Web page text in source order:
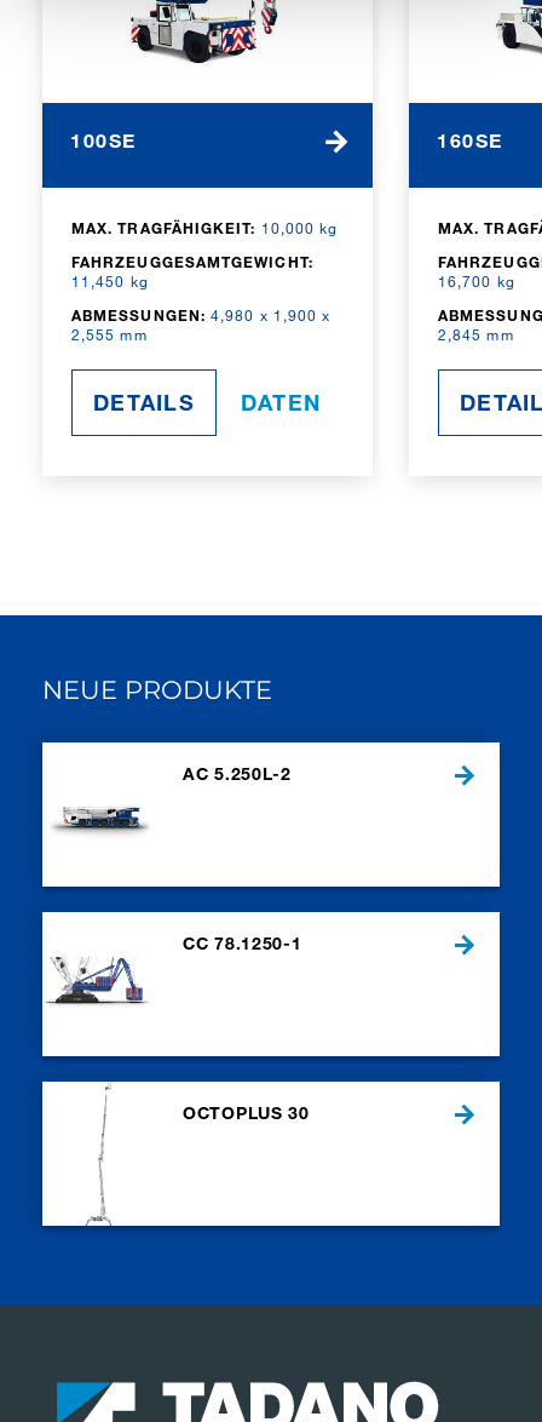
100SE
MAX. TRAGFÄHIGKEIT: 10,000 kg
FAHRZEUGGESAMTGEWICHT:
11,450 kg
ABMESSUNGEN: 4,980 x 1,900 x
2,555 mm
DETAILS DATEN
160SE
MAX.
16,700 kg
2,845 mm
NEUE PRODUKTE
AC 5.250L-2
CC 78.1250-1
OCTOPLUS 30